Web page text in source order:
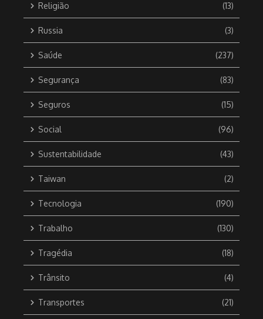
Religião (13)
Russia (3)
Saúde (237)
Segurança (83)
Seguros (15)
Social (96)
Sustentabilidade (43)
Taiwan (2)
Tecnologia (190)
Trabalho (130)
Tragédia (18)
Trânsito (4)
Transportes (21)